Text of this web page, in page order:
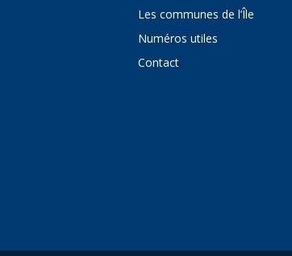
Les communes de l’Île
Numéros utiles
Contact